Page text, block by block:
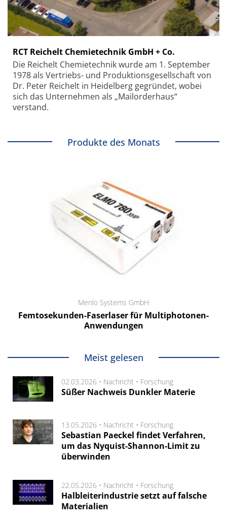
RCT Reichelt Chemietechnik GmbH + Co.
Die Reichelt Chemietechnik wurde am 1. September
1978 als Vertriebs- und Produktionsgesellschaft von
Dr. Peter Reichelt in Heidelberg gegründet, wobei
sich das Unternehmen als „Mailorderhaus“
verstand.
Produkte des Monats
Menlo Systems GmbH
Femtosekunden-Faserlaser für Multiphotonen-
Anwendungen
Meist gelesen
02.03.2026 • Nachricht • Forschung
Süßer Nachweis Dunkler Materie
13.05.2026 • Nachricht • Forschung
Sebastian Paeckel findet Verfahren,
um das Nyquist-Shannon-Limit zu
überwinden
22.05.2026 • Nachricht • Forschung
Halbleiterindustrie setzt auf falsche
Materialien